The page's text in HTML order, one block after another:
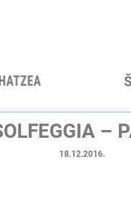
–
18.12.2016.